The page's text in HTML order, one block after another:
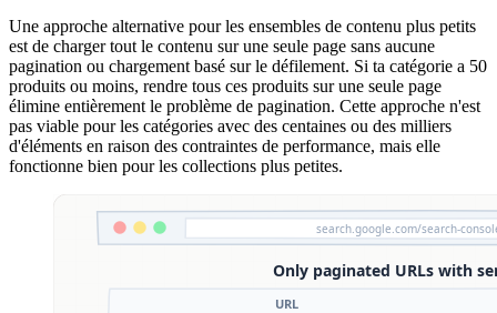
Une approche alternative pour les ensembles de contenu plus petits
est de charger tout le contenu sur une seule page sans aucune
pagination ou chargement basé sur le défilement. Si ta catégorie a 50
produits ou moins, rendre tous ces produits sur une seule page
élimine entièrement le problème de pagination. Cette approche n'est
pas viable pour les catégories avec des centaines ou des milliers
d'éléments en raison des contraintes de performance, mais elle
fonctionne bien pour les collections plus petites.